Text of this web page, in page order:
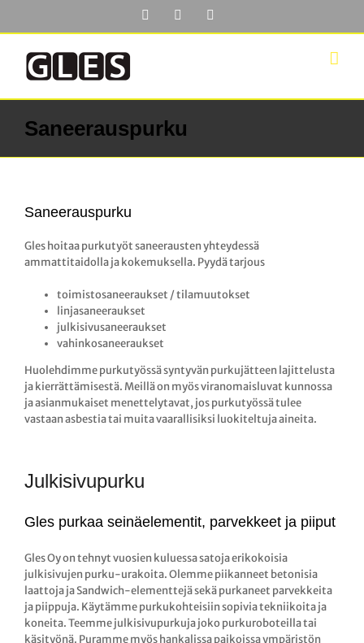
FacebookYouTube
Saneerauspurku
Saneerauspurku
Gles hoitaa purkutyöt saneerausten yhteydessä
ammattitaidolla ja kokemuksella. Pyydä tarjous
toimistosaneeraukset / tilamuutokset
linjasaneeraukset
julkisivusaneeraukset
vahinkosaneeraukset
Huolehdimme purkutyössä syntyvän purkujätteen lajittelusta
ja kierrättämisestä. Meillä on myös viranomaisluvat kunnossa
ja asianmukaiset menettelytavat, jos purkutyössä tulee
vastaan asbestia tai muita vaarallisiksi luokiteltuja aineita.
Julkisivupurku
Gles purkaa seinäelementit, parvekkeet ja piiput
Gles Oy on tehnyt vuosien kuluessa satoja erikokoisia
julkisivujen purku-urakoita. Olemme piikanneet betonisia
laattoja ja Sandwich-elementtejä sekä purkaneet parvekkeita
ja piippuja. Käytämme purkukohteisiin sopivia tekniikoita ja
koneita. Teemme julkisivupurkuja joko purkuroboteilla tai
käsityönä. Puramme myös hankalissa paikoissa ympäristön